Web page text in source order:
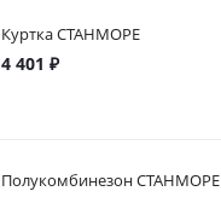
Куртка СТАНМОРЕ
4 401 ₽
Полукомбинезон СТАНМОРЕ